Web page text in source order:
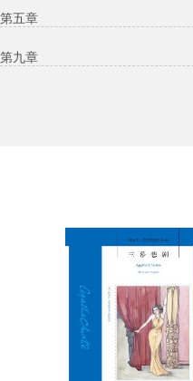
第五章
第九章